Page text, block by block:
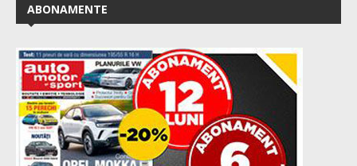
ABONAMENTE